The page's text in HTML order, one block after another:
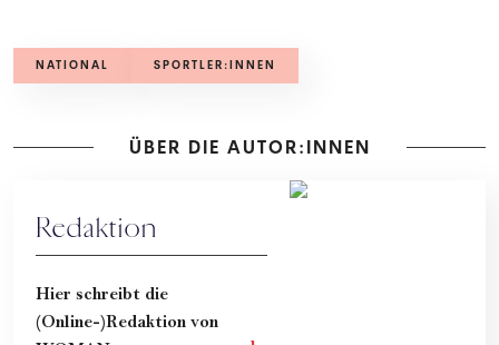
NATIONAL SPORTLER:INNEN
ÜBER DIE AUTOR:INNEN
Redaktion
Hier schreibt die
(Online-)Redaktion von